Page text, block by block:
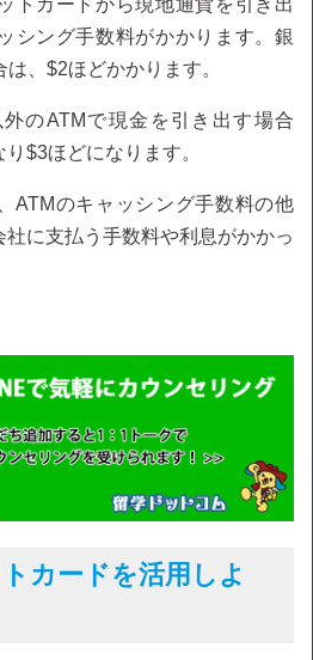
トカードから現地通貨を引き出
シング手数料がかかります。銀
、$2ほどかかります。
のATMで現金を引き出す場合
$3ほどになります。
ATMのキャッシング手数料の他
に支払う手数料や利息がかかっ
カードを活用しよ